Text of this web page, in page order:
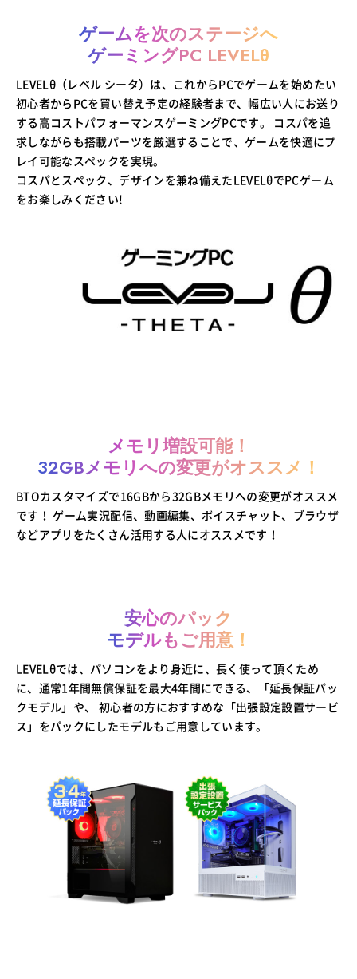
ゲームを次のステージへ
ゲーミングPC LEVELθ
LEVELθ（レベル シータ）は、これからPCでゲームを始めたい
初心者からPCを買い替え予定の経験者まで、幅広い人にお送り
する高コストパフォーマンスゲーミングPCです。 コスパを追
求しながらも搭載パーツを厳選することで、ゲームを快適にプ
レイ可能なスペックを実現。
コスパとスペック、デザインを兼ね備えたLEVELθでPCゲーム
をお楽しみください!
メモリ増設可能！
32GBメモリへの変更がオススメ！
BTOカスタマイズで16GBから32GBメモリへの変更がオススメ
です！ ゲーム実況配信、動画編集、ボイスチャット、ブラウザ
などアプリをたくさん活用する人にオススメです！
安心のパック
モデルもご用意！
LEVELθでは、パソコンをより身近に、長く使って頂くため
に、通常1年間無償保証を最大4年間にできる、「延長保証パッ
クモデル」や、
初心者の方におすすめな「出張設定設置サービ
ス」をパックにしたモデルもご用意しています。